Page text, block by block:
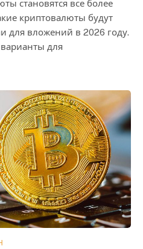
становятся все более
криптовалюты будут
для вложений в 2026 году.
для